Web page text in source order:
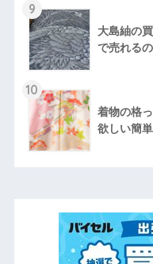
9
大島紬の
で売れる
10
着物の格
欲しい簡